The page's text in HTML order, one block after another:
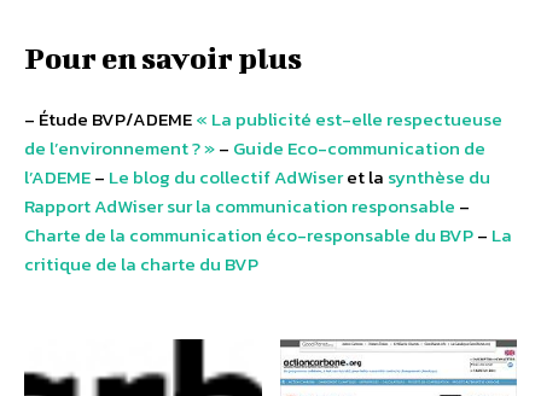
Pour en savoir plus
– Étude BVP/ADEME« La publicité est-elle respectueuse
de l’environnement ? »– Guide Eco-communication de
l’ADEME– Le blog du collectif AdWiseret la synthèse du
Rapport AdWiser sur la communication responsable –
Charte de la communication éco-responsable du BVP– La
critique de la charte du BVP